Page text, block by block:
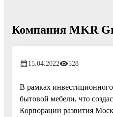
Компания MKR
15.04.2022 528
В рамках
бытовой мебели, что
Корпорации развития